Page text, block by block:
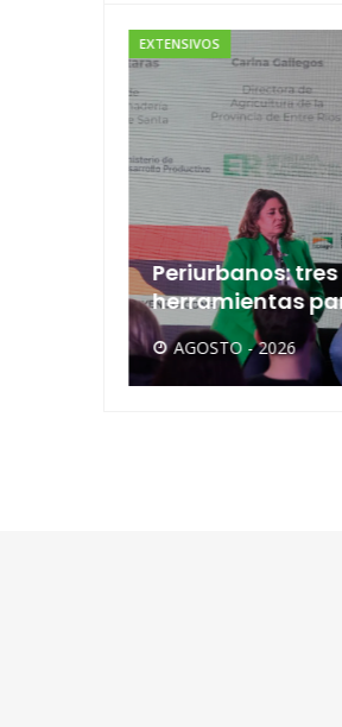
EXTENSIVOS
Periurbanos:
herramientas
AGOSTO - 2026